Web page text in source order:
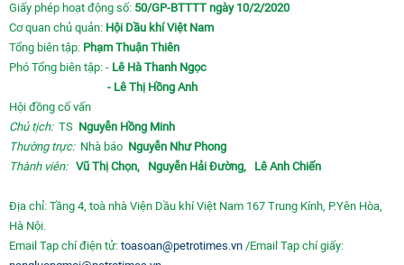
Giấy phép hoạt động số: 50/GP-BTTTT ngày 10/2/2020
Cơ quan chủ quản: Hội Dầu khí Việt Nam
Tổng biên tập: Phạm Thuận Thiên
Phó Tổng biên tập: - Lê Hà Thanh Ngọc
- Lê Thị Hồng Anh
Hội đồng cố vấn
Chủ tịch:TS Nguyễn Hồng Minh
Thường trực: Nhà báo Nguyễn Như Phong
Thành viên: Vũ Thị Chọn, Nguyễn Hải Đường, Lê Anh Chiến
Địa chỉ: Tầng 4, toà nhà Viện Dầu khí Việt Nam 167 Trung Kính, P.Yên Hòa,
Hà Nội.
Email Tạp chí điện tử: toasoan@petrotimes.vn /Email Tạp chí giấy: